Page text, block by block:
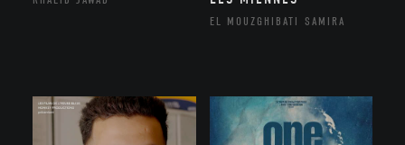
EL MOUZGHIBATI SAMIRA